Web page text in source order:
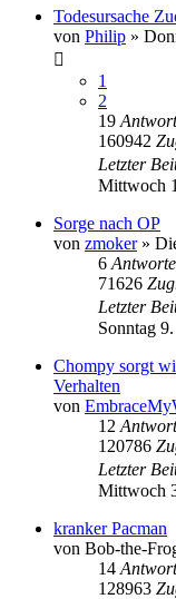
Todesursache
von Philip »
1
2
19
160942
Letzter
Mittwoch
Sorge nach OP
von zmoker»
6
71626
Letzter
Sonntag
Chompy sorgt
Verhalten
von
12
120786
Letzter
Mittwoch
kranker Pacman
von Bob-the-
14
128963